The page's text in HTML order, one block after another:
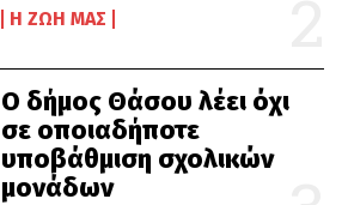
Η ΖΩΉ ΜΑΣ
Ο δήμος Θάσου λέει όχι
σε οποιαδήποτε
υποβάθμιση σχολικών
μονάδων